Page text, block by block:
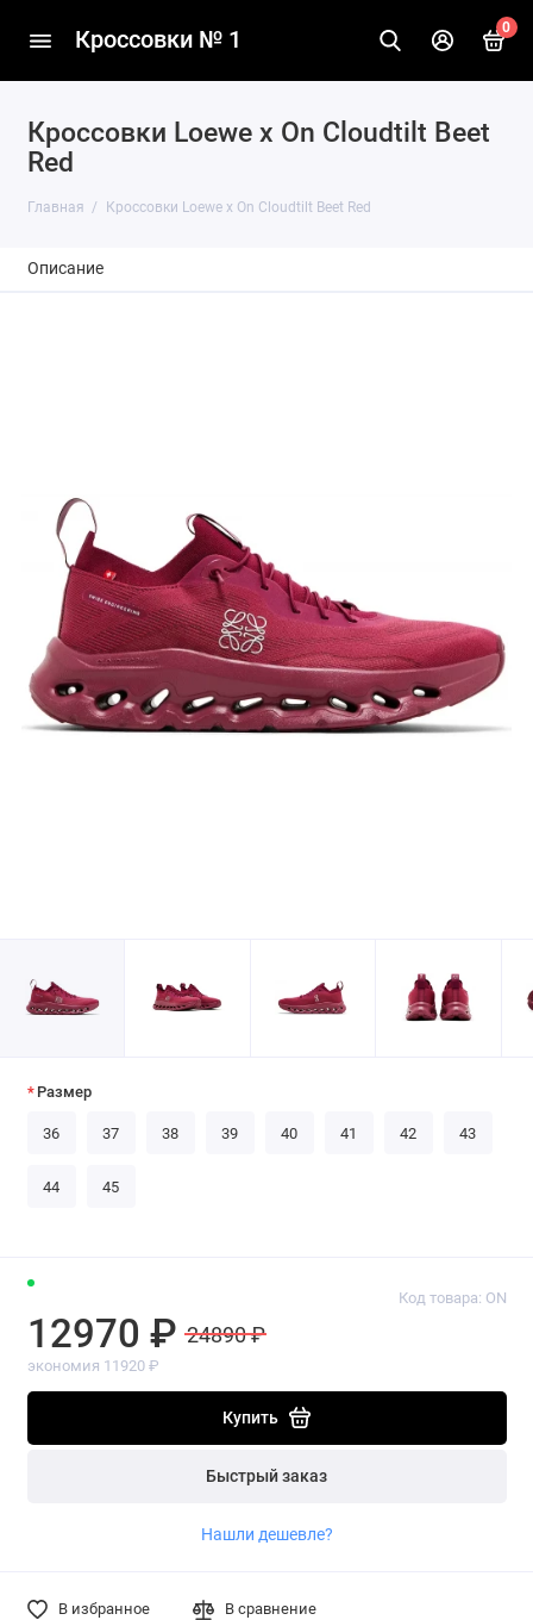
Кроссовки № 1 0
Кроссовки Loewe x On Cloudtilt Beet
Red
Главная Кроссовки Loewe x On Cloudtilt Beet Red
Описание
Код товара: ON
12970 ₽ 24890 ₽
экономия 11920 ₽
Купить
Быстрый заказ
Нашли дешевле?
В избранное В сравнение
Размер
36 37 38 39 40 41 42 43
44 45